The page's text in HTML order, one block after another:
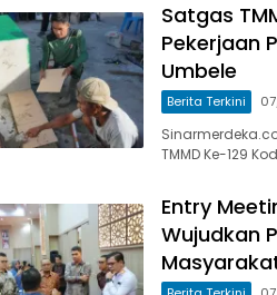
Satgas
Pekerjaan
Umbele
Berita Terkini
TMMD Ke-129
Entry
Wujudkan